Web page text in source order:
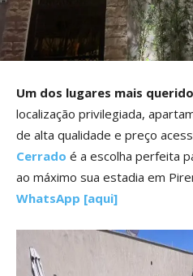
Um dos lugares mais
localização privilegiada,
de alta qualidade e preço
Cerrado é a escolha perfeita
ao máximo sua estadia em
WhatsApp [aqui]